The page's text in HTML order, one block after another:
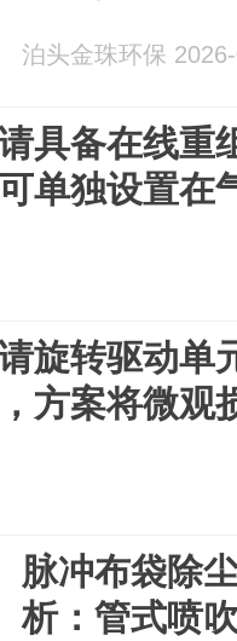
泊头金珠环保
具备在线重
单独设置在
旋转驱动单
方案将微观
脉冲布袋除
析：管式喷